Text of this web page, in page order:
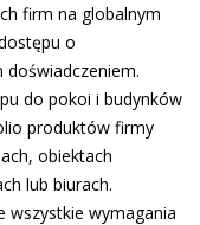
firm na globalnym
o
do pokoi i budynków
produktów firmy
obiektach
lub biurach.
wszystkie wymagania